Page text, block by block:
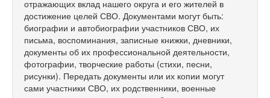
отражающих вклад нашего округа и его жителей в
достижение целей СВО. Документами могут быть:
биографии и автобиографии участников СВО, их
письма, воспоминания, записные книжки, дневники,
документы об их профессиональной деятельности,
фотографии, творческие работы (стихи, песни,
рисунки). Передать документы или их копии могут
сами участники СВО, их родственники, военные